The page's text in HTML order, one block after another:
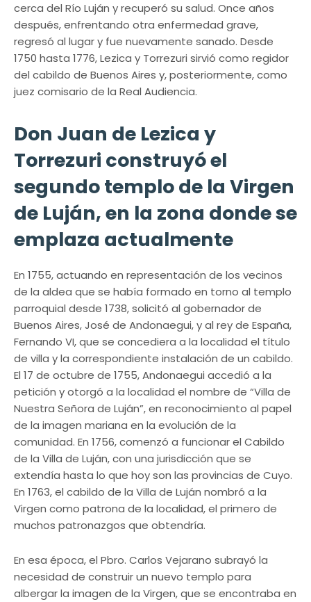
cerca del Río Luján y recuperó su salud. Once años
después, enfrentando otra enfermedad grave,
regresó al lugar y fue nuevamente sanado. Desde
1750 hasta 1776, Lezica y Torrezuri sirvió como regidor
del cabildo de Buenos Aires y, posteriormente, como
juez comisario de la Real Audiencia.
Don Juan de Lezica y
Torrezuri construyó el
segundo templo de la Virgen
de Luján, en la zona donde se
emplaza actualmente
En 1755, actuando en representación de los vecinos
de la aldea que se había formado en torno al templo
parroquial desde 1738, solicitó al gobernador de
Buenos Aires, José de Andonaegui, y al rey de España,
Fernando VI, que se concediera a la localidad el título
de villa y la correspondiente instalación de un cabildo.
El 17 de octubre de 1755, Andonaegui accedió a la
petición y otorgó a la localidad el nombre de “Villa de
Nuestra Señora de Luján”, en reconocimiento al papel
de la imagen mariana en la evolución de la
comunidad. En 1756, comenzó a funcionar el Cabildo
de la Villa de Luján, con una jurisdicción que se
extendía hasta lo que hoy son las provincias de Cuyo.
En 1763, el cabildo de la Villa de Luján nombró a la
Virgen como patrona de la localidad, el primero de
muchos patronazgos que obtendría.
En esa época, el Pbro. Carlos Vejarano subrayó la
necesidad de construir un nuevo templo para
albergar la imagen de la Virgen, que se encontraba en